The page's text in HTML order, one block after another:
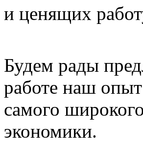
и ценящих
Будем рады
работе наш
самого
экономики.